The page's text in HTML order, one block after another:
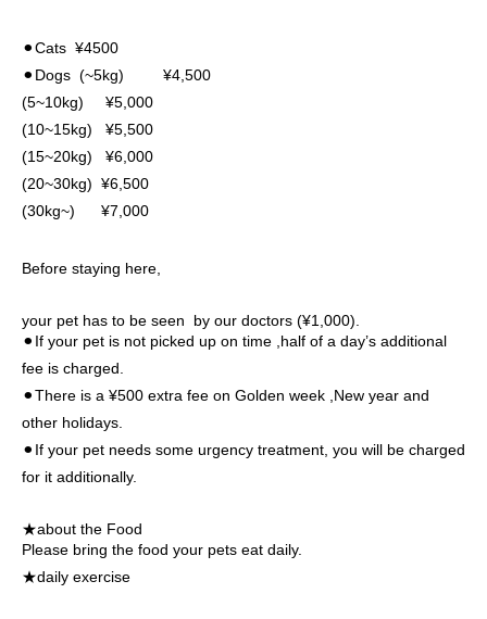
⚫︎Cats ¥4500
⚫︎Dogs (~5kg) ¥4,500
(5~10kg) ¥5,000
(10~15kg) ¥5,500
(15~20kg) ¥6,000
(20~30kg) ¥6,500
(30kg~) ¥7,000
Before staying here,
your pet has to be seen by our doctors (¥1,000).
⚫︎If your pet is not picked up on time ,half of a day’s additional
fee is charged.
⚫︎There is a ¥500 extra fee on Golden week ,New year and
other holidays.
⚫︎If your pet needs some urgency treatment, you will be charged
for it additionally.
★about the Food
Please bring the food your pets eat daily.
★daily exercise